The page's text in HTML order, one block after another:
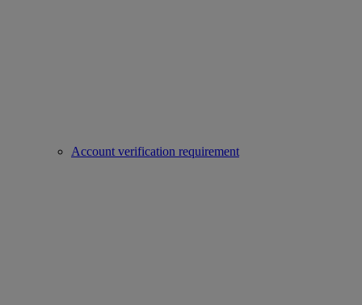
Account verification requirement